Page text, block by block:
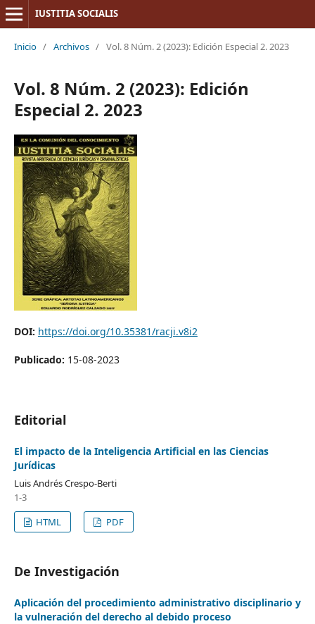
IUSTITIA SOCIALIS
Inicio / Archivos / Vol. 8 Núm. 2 (2023): Edición Especial 2. 2023
Vol. 8 Núm. 2 (2023): Edición
Especial 2. 2023
DOI: https://doi.org/10.35381/racji.v8i2
Publicado: 15-08-2023
Editorial
El impacto de la Inteligencia Artificial en las Ciencias
Jurídicas
Luis Andrés Crespo-Berti
1-3
HTML
PDF
De Investigación
Aplicación del procedimiento administrativo disciplinario y
la vulneración del derecho al debido proceso